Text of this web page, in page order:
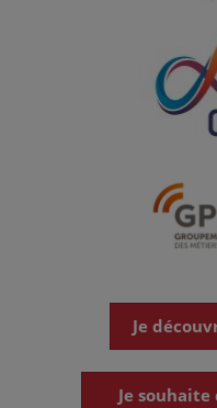
Je
Je